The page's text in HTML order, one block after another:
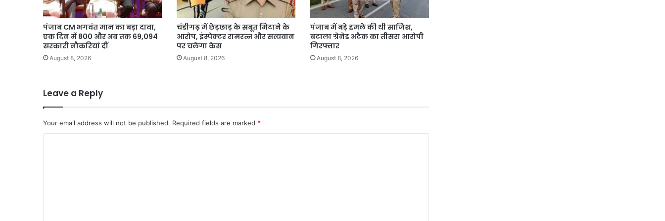
पंजाब CM भगवंत मान का बड़ा दावा,
एक दिन में 800 और अब तक 69,094
सरकारी नौकरियां दीं
August 8, 2026
चंडीगढ़ में छेड़छाड़ के सबूत मिटाने के
आरोप, इंस्पेक्टर रामरत्न और सत्यवान
पर चलेगा केस
August 8, 2026
पंजाब में बड़े हमले की थी साजिश,
बटाला ग्रेनेड अटैक का तीसरा आरोपी
गिरफ्तार
August 8, 2026
Leave a Reply
Your email address will not be published. Required fields are marked *